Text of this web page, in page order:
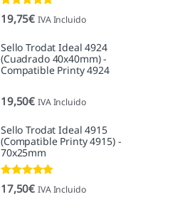
Valorado con
5.00de 5
19,75€ IVA Incluido
Sello Trodat Ideal 4924
(Cuadrado 40x40mm) -
Compatible Printy 4924
19,50€ IVA Incluido
Sello Trodat Ideal 4915
(Compatible Printy 4915) -
70x25mm
Valorado con
5.00de 5
17,50€ IVA Incluido